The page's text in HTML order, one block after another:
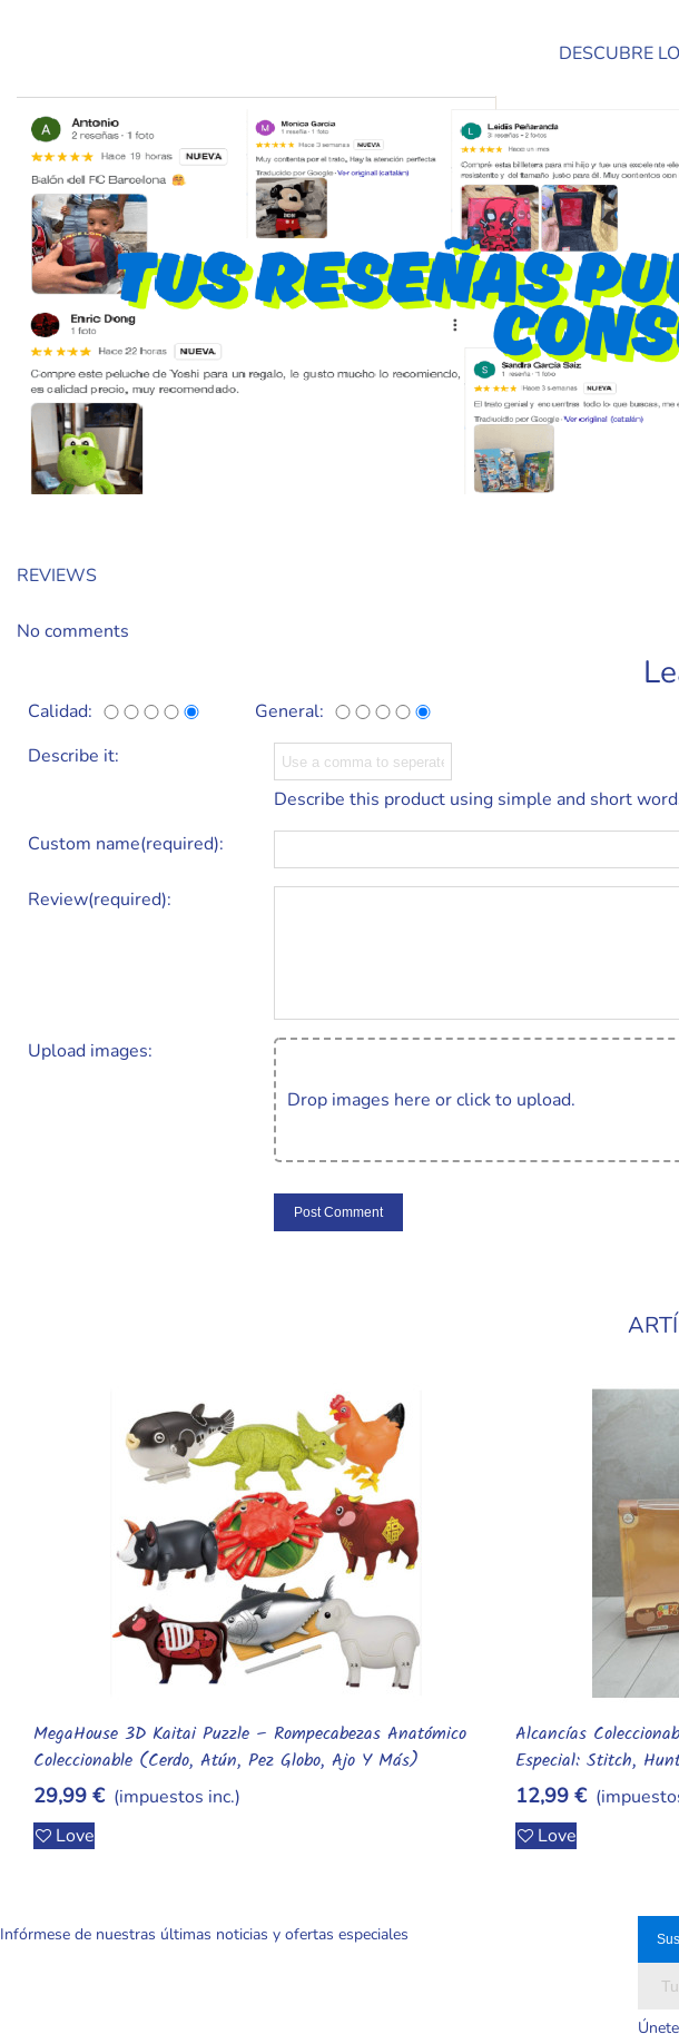
DESCUBRE
REVIEWS
No comments
Calidad:
General:
Describe it:
Describe this product using simple and short
Custom name(required):
Review(required):
Upload images:
Drop images here or click to upload.
Añadir Al Carrito
Alcancías Coleccionables "My First Savings" – Edición
Especial: Stitch, Huntrix Y Capibara (Material Anticaídas)
12,99 € (impuestos inc.)
Love
Taza Sensible Al
Oficial Stranger
11,99 €
Love
Infórmese de nuestras últimas noticias y ofertas especiales